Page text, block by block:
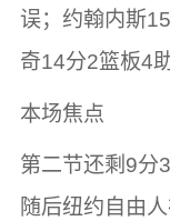
误；约翰内斯
奇14分2篮板4
本场焦点
第二节还剩9分
随后纽约自由